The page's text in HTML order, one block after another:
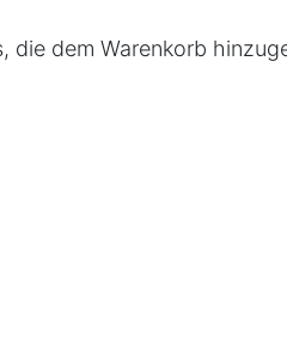
die dem Warenkorb